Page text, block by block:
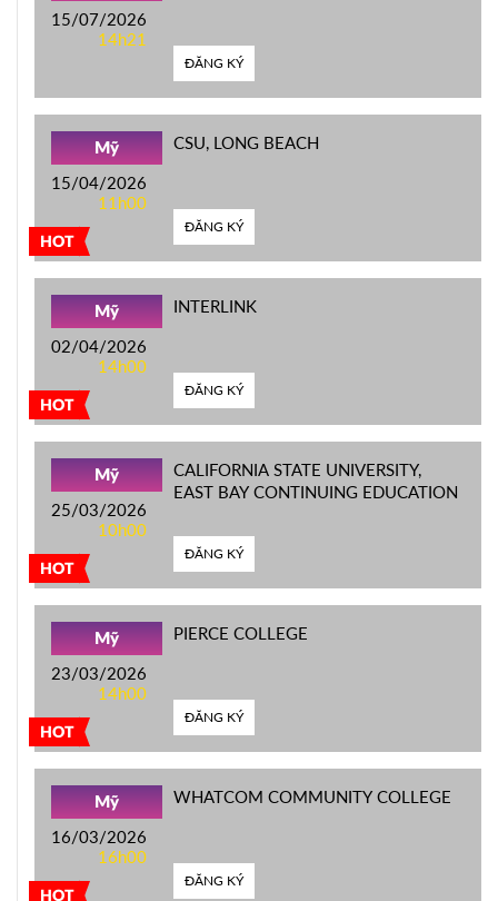
15/07/2026
14h21
ĐĂNG KÝ
HOT
Mỹ
15/04/2026
11h00
CSU, LONG BEACH
ĐĂNG KÝ
HOT
Mỹ
02/04/2026
14h00
INTERLINK
ĐĂNG KÝ
HOT
Mỹ
25/03/2026
10h00
CALIFORNIA STATE UNIVERSITY,
EAST BAY CONTINUING EDUCATION
ĐĂNG KÝ
HOT
Mỹ
23/03/2026
14h00
PIERCE COLLEGE
ĐĂNG KÝ
HOT
Mỹ
16/03/2026
16h00
WHATCOM COMMUNITY COLLEGE
ĐĂNG KÝ